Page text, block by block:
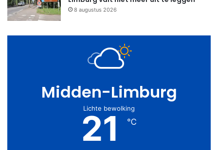
8 augustus 2026
Midden-Limburg
Lichte bewolking
21 ℃